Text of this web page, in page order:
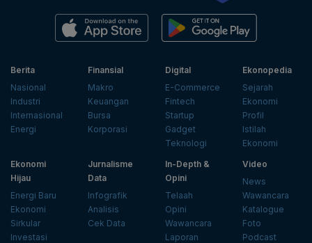
Berita
Nasional
Industri
Internasional
Energi
Finansial
Makro
Keuangan
Bursa
Korporasi
Digital
E-Commerce
Fintech
Startup
Gadget
Teknologi
Ekonopedia
Sejarah
Ekonomi
Profil
Istilah
Ekonomi
Ekonomi
Hijau
Energi Baru
Ekonomi
Sirkular
Investasi
Jurnalisme
Data
Infografik
Analisis
Cek Data
In-Depth &
Opini
Telaah
Opini
Wawancara
Laporan
Video
News
Wawancara
Katalogue
Foto
Podcast